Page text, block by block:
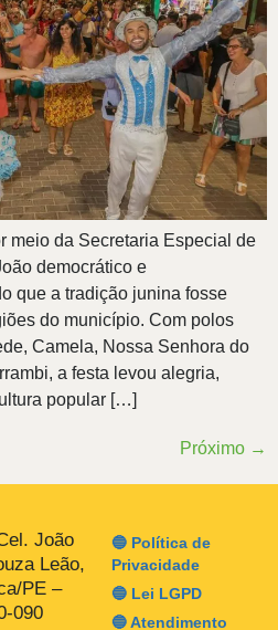
meio da Secretaria Especial de
democrático e
que a tradição junina fosse
do município. Com polos
Camela, Nossa Senhora do
a festa levou alegria,
popular […]
Próximo →
João
Leão,
PE –
090
🔵 Política de
Privacidade
🔵 Lei LGPD
🔵 Atendimento